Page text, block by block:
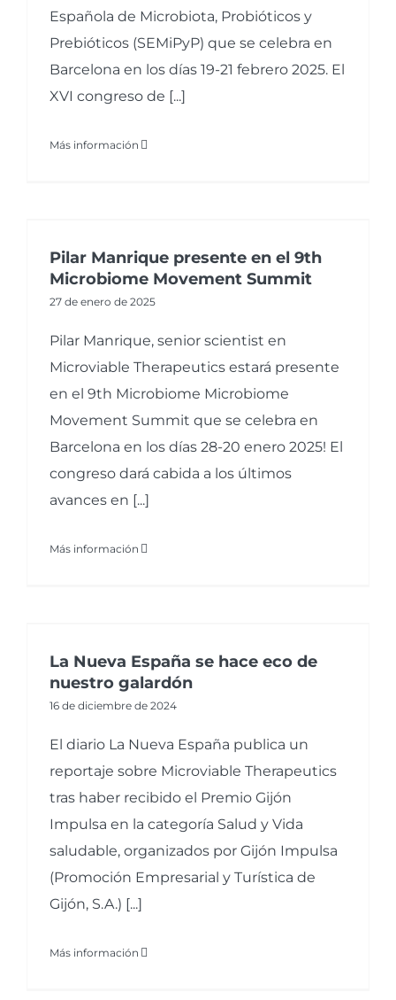
Española de Microbiota, Probióticos y
Prebióticos (SEMiPyP) que se celebra en
Barcelona en los días 19-21 febrero 2025. El
XVI congreso de [...]
Más información
Pilar Manrique presente en el 9th
Microbiome Movement Summit
27 de enero de 2025
Pilar Manrique, senior scientist en
Microviable Therapeutics estará presente
en el 9th Microbiome Microbiome
Movement Summit que se celebra en
Barcelona en los días 28-20 enero 2025! El
congreso dará cabida a los últimos
avances en [...]
Más información
La Nueva España se hace eco de
nuestro galardón
16 de diciembre de 2024
El diario La Nueva España publica un
reportaje sobre Microviable Therapeutics
tras haber recibido el Premio Gijón
Impulsa en la categoría Salud y Vida
saludable, organizados por Gijón Impulsa
(Promoción Empresarial y Turística de
Gijón, S.A.) [...]
Más información